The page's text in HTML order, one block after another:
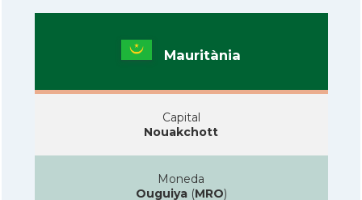
Mauritània
Capital
Nouakchott
Moneda
Ouguiya(MRO)